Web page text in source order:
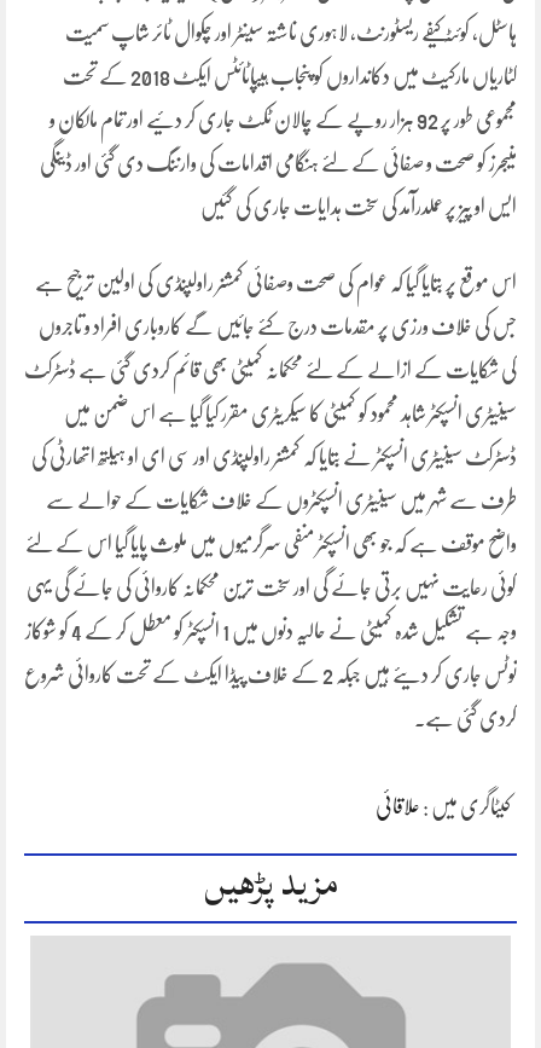
ہاسٹل، کوئٹہ کیفے ریسٹورنٹ، لاہوری ناشتہ سینٹر اور چکوال ٹائر شاپ سمیت
کٹاریاں مارکیٹ میں دکانداروں کو پنجاب ہیپاٹائٹس ایکٹ 2018 کے تحت
مجموعی طور پر 92 ہزار روپے کے چالان ٹکٹ جاری کر دئیے اور تمام مالکان و
منیجرز کو صحت و صفائی کے لئے ہنگامی اقدامات کی وارننگ دی گئی اور ڈینگی
ایس او پیز پر عملدرآمد کی سخت ہدایات جاری کی گئیں
اس موقع پر بتایا گیا کہ عوام کی صحت وصفائی کمشنر راولپنڈی کی اولین ترجیح ہے
جس کی خلاف ورزی پر مقدمات درج کئے جائیں گے کاروباری افراد و تاجروں
کی شکایات کے ازالے کے لئے محکمانہ کمیٹی بھی قائم کردی گئی ہے ڈسٹرکٹ
سینیٹری انسپکٹر شاہد محمود کو کمیٹی کا سیکریٹری مقرر کیا گیا ہے اس ضمن میں
ڈسٹرکٹ سینیٹری انسپکٹر نے بتایا کہ کمشنر راولپنڈی اور سی ای او ہیلتھ اتھارٹی کی
طرف سے شہر میں سینیٹری انسپکٹروں کے خلاف شکایات کے حوالے سے
واضح موقف ہے کہ جو بھی انسپکٹر منفی سرگرمیوں میں ملوث پایا گیا اس کے لئے
کوئی رعایت نہیں برتی جائے گی اور سخت ترین محکمانہ کاروائی کی جائے گی یہی
وجہ ہے تشکیل شدہ کمیٹی نے حالیہ دنوں میں 1 انسپکٹر کو معطل کر کے 4 کو شوکاز
نوٹس جاری کر دیئے ہیں جبکہ 2 کے خلاف پیڈا ایکٹ کے تحت کاروائی شروع
کردی گئی ہے۔
کیٹاگری میں : علاقائی
مزید پڑھیں